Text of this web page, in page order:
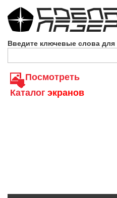
Введите ключевые слова для
Посмотреть
Каталог экранов